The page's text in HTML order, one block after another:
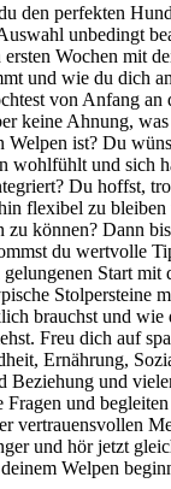
den perfekten
unbedingt
Wochen mit
und wie du dich
von Anfang
keine Ahnung,
Welpen ist? Du
wohlfühlt und sich
Du hoffst,
flexibel zu bleiben
zu können? Dann
du wertvolle
Start mit
Stolpersteine
brauchst und
Freu dich auf
Ernährung,
Beziehung und
Fragen und
vertrauensvollen
und hör jetzt
Welpen